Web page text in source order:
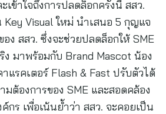
เข้าใจถึงการปลดล็อกครั้งนี้ สสว.
Visual ใหม่ นำเสนอ 5 กุญแจ
ง สสว. ซึ่งจะช่วยปลดล็อกให้ SME
ง มาพร้อมกับ Brand Mascot น้อง
แรคเตอร์ Flash & Fast ปรับตัวได้
มต้องการของ SME และสอดคล้อง
กร เพื่อเน้นย้ำว่า สสว. จะคอยเป็น